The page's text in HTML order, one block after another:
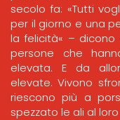
secolo fa: «Tutti
per il giorno e una
la felicità« – dicono
persone che
elevata. E da
elevate. Vivono
riescono più a
spezzato le ali al